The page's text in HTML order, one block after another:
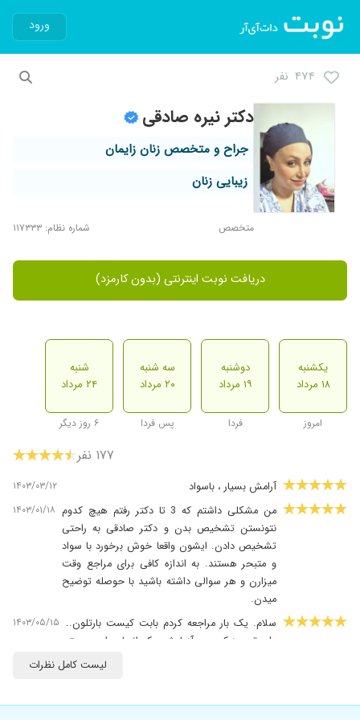
ورود
۴۷۴ نفر
دکتر نیره صادقی
جراح و متخصص زنان زایمان
زیبایی زنان
متخصص شماره نظام: ۱۱۷۳۳۳
دریافت نوبت اینترنتی (بدون کارمزد)
یکشنبه
۱۸ مرداد
امروز
دوشنبه
۱۹ مرداد
فردا
سه شنبه
۲۰ مرداد
پس فردا
شنبه
۲۴ مرداد
۶ روز دیگر
۱۷۷ نفر
آرامش بسیار ، باسواد ۱۴۰۳/۰۳/۱۲
من مشکلی داشتم که 3 تا دکتر رفتم هیچ کدوم
نتونستن تشخیص بدن و دکتر صادقی به راحتی
تشخیص دادن. ایشون واقعا خوش برخورد با سواد
و متبحر هستند. به اندازه کافی برای مراجع وقت
میزارن و هر سوالی داشته باشید با حوصله توضیح
میدن.
۱۴۰۳/۰۱/۱۸
سلام. یک بار مراجعه کردم بابت کیست بارتلون..
دارو تجویز کردن و آزمایش.. که انجام دادم و بهتر
شدم ولی به علت جابجایی محل زندگی از تهران ب
۱۴۰۳/۰۵/۱۵
لیست کامل نظرات